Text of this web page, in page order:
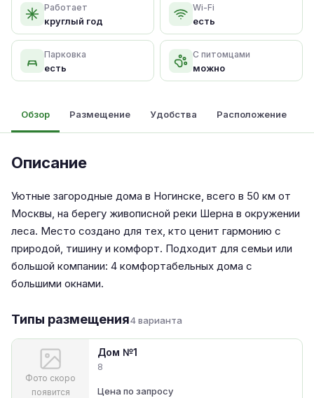
Работает
круглый год
Wi-Fi
есть
Парковка
есть
С питомцами
можно
Обзор Размещение Удобства Расположение
Описание
Уютные загородные дома в Ногинске, всего в 50 км от
Москвы, на берегу живописной реки Шерна в окружении
леса. Место создано для тех, кто ценит гармонию с
природой, тишину и комфорт. Подходит для семьи или
большой компании: 4 комфортабельных дома с
большими окнами.
Типы размещения4 варианта
Фото скоро
появится
Дом №1
8
Цена по запросу